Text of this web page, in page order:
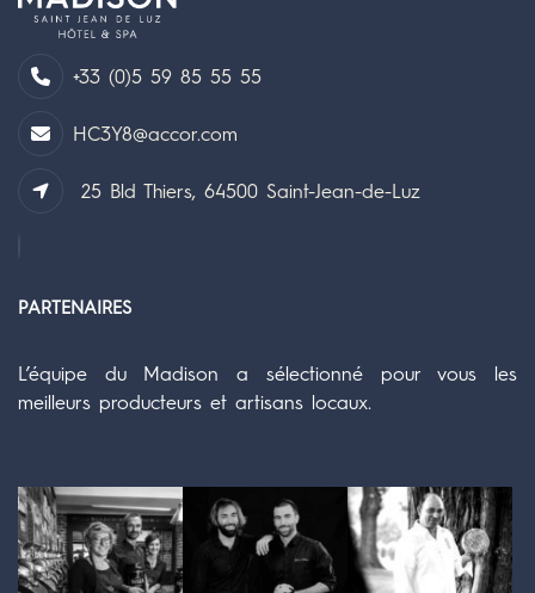
+33 (0)5 59 85 55 55
HC3Y8@accor.com
25 Bld Thiers, 64500 Saint-Jean-de-Luz
PARTENAIRES
L’équipe du Madison a sélectionné pour vous les
meilleurs producteurs et artisans locaux.